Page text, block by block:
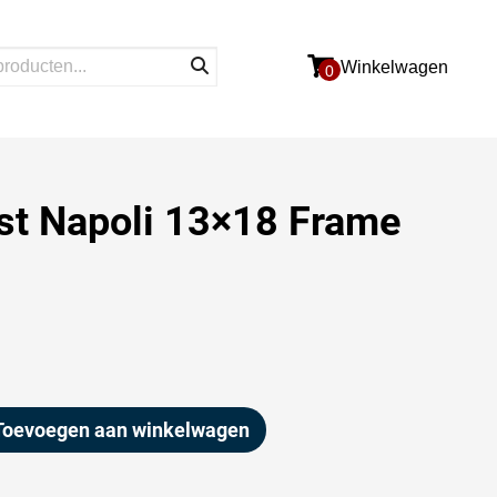
0 Winkelwagen
Napoli 13×18 Frame
aan winkelwagen